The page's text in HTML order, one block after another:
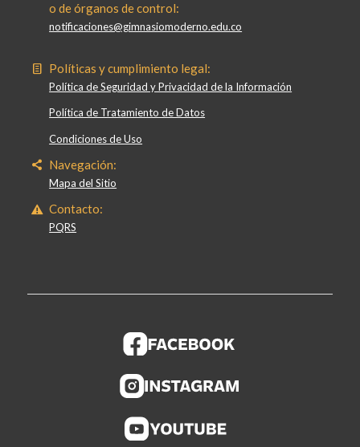
o de órganos de control:
notificaciones@gimnasiomoderno.edu.co
Políticas y cumplimiento legal:
Política de Seguridad y Privacidad de la Información
Política de Tratamiento de Datos
Condiciones de Uso
Navegación:
Mapa del Sitio
Contacto:
PQRS